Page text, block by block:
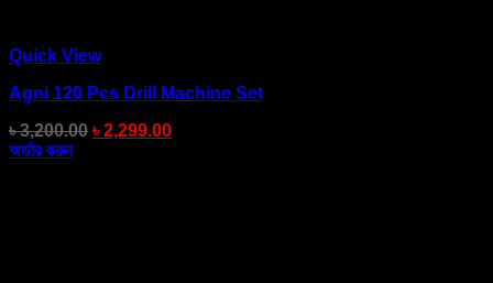
Quick View
Agni 120 Pcs Drill Machine Set
৳3,200.00 ৳2,299.00
অর্ডার করুন